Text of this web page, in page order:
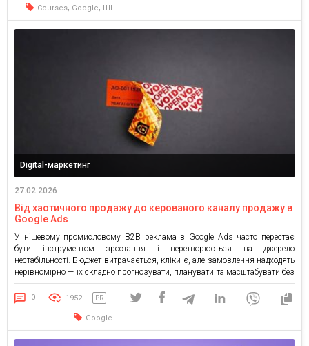
Courses, Google, ШІ
Digital-маркетинг
27.02.2026
Від хаотичного продажу до керованого каналу продажу в
Google Ads
У нішевому промисловому B2B реклама в Google Ads часто перестає
бути інструментом зростання і перетворюється на джерело
нестабільності. Бюджет витрачається, кліки є, але замовлення надходять
нерівномірно — їх складно прогнозувати, планувати та масштабувати без
зростання витрат. Саме з такою ситуацією до маркетингової агенції
MixDigital звернувся Янгул — постачальник спеціалізованої продукції
0 1952 PR
Google